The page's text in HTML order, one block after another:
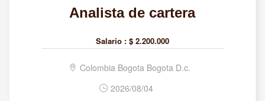
Analista de cartera
Salario : $ 2.200.000
Colombia Bogota Bogota D.c.
2026/08/04